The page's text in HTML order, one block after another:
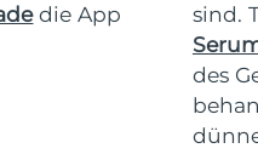
die App
sind.
des